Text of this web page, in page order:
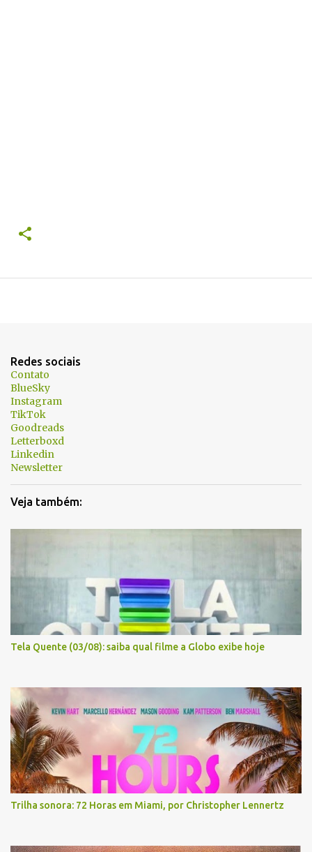
Redes sociais
Contato
BlueSky
Instagram
TikTok
Goodreads
Letterboxd
Linkedin
Newsletter
Veja também:
Tela Quente (03/08): saiba qual filme a Globo exibe hoje
Trilha sonora: 72 Horas em Miami, por Christopher Lennertz